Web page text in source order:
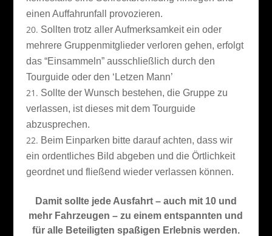
einen Auffahrunfall provozieren.
Sollten trotz aller Aufmerksamkeit ein oder
mehrere Gruppenmitglieder verloren gehen, erfolgt
das “Einsammeln” ausschließlich durch den
Tourguide oder den ‘Letzen Mann’
Sollte der Wunsch bestehen, die Gruppe zu
verlassen, ist dieses mit dem Tourguide
abzusprechen.
Beim Einparken bitte darauf achten, dass wir
ein ordentliches Bild abgeben und die Örtlichkeit
geordnet und fließend wieder verlassen können.
Damit sollte jede Ausfahrt – auch mit 10 und
mehr Fahrzeugen – zu einem entspannten und
für alle Beteiligten spaßigen Erlebnis werden.